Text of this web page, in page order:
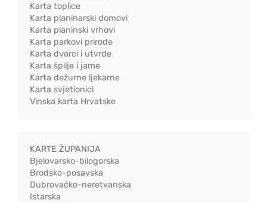
Karta toplice
Karta planinarski domovi
Karta planinski vrhovi
Karta parkovi prirode
Karta dvorci i utvrde
Karta špilje i jame
Karta dežurne ljekarne
Karta svjetionici
Vinska karta Hrvatske
KARTE ŽUPANIJA
Bjelovarsko-bilogorska
Brodsko-posavska
Dubrovačko-neretvanska
Istarska